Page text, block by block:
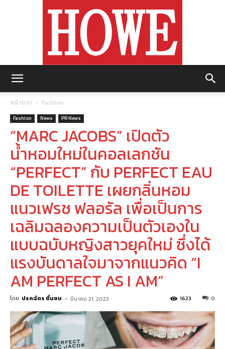
หน้าแรก Fashion
Fashion News PR News
“MARC JACOBS” เปิดตัว
น้ำหอมใหม่ในคอลเลกชัน
“PERFECT” กับ PERFECT EAU
DE TOILETTE เผยกลิ่นหอม
แนวเฟรช ฟลอรัล เพื่อเป็นการ
เฉลิมฉลองความเป็นตัวเองใน
แบบฉบับหญิงสาวยุคใหม่ ซึ่งได้
แรงบันดาลใจมาจากแนวคิด “I
AM PERFECT AS I AM”
โดย ปรกฉัตร ชื่นชม - มีนาคม 21, 2023 0
1623